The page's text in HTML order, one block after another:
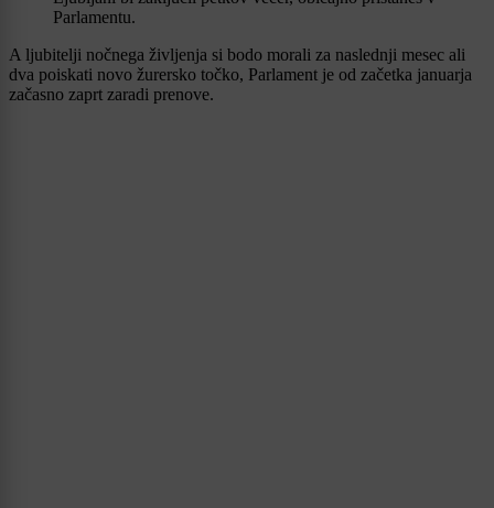
Parlamentu.
A ljubitelji nočnega življenja si bodo morali za naslednji mesec ali
dva poiskati novo žurersko točko, Parlament je od začetka januarja
začasno zaprt zaradi prenove.